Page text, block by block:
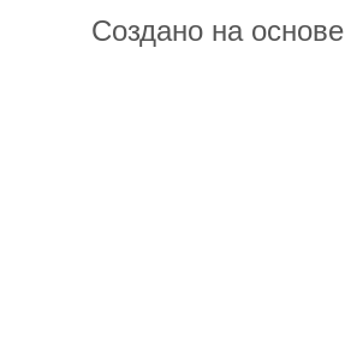
Создано на основе